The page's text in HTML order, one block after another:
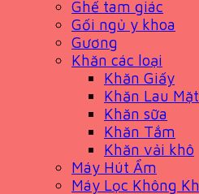
Ghế tam giác
Gối ngủ y khoa
Gương
Khăn các loại
Khăn Giấy
Khăn Lau Mặt
Khăn sữa
Khăn Tắm
Khăn vải khô
Máy Hút Ẩm
Máy Lọc Không